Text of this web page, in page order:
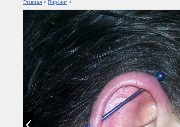
Главная > Пирсинг >